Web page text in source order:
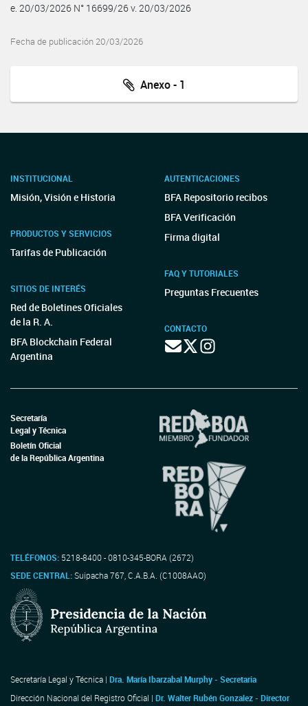
e. 20/03/2026 N° 16699/26 v. 20/03/2026
Fecha de publicación 20/03/2026
Anexo - 1
INSTITUCIONAL
Misión, Visión e Historia
PRODUCTOS Y SERVICIOS
Tarifas de Publicación
SITIOS DE INTERÉS
Red de Boletines Oficiales
de la R. A.
BFA Blockchain Federal
Argentina
AUTENTICACIONES
BFA Repositorio recibos
BFA Verificación
Firma digital
FAQ Y TUTORIALES
Preguntas Frecuentes
CONTACTO
Secretaría
Legal y Técnica
Boletín Oficial
de la República Argentina
TELÉFONOS: 5218-8400 - 0810-345-BORA (2672)
SEDE CENTRAL:Suipacha 767, C.A.B.A. (C1008AAO)
Secretaría Legal y Técnica | Dra. María Ibarzabal Murphy - Secretaria
Dirección Nacional del Registro Oficial | Dr. Walter Rubén Gonzalez - Director